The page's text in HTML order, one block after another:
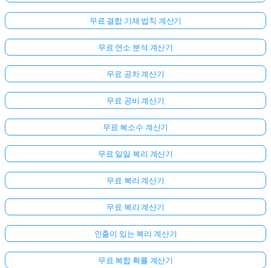
무료 결합 기체 법칙 계산기
무료 연소 분석 계산기
무료 공차 계산기
무료 공비 계산기
무료 복소수 계산기
무료 일일 복리 계산기
무료 복리 계산기
무료 복리 계산기
인출이 있는 복리 계산기
무료 복합 확률 계산기